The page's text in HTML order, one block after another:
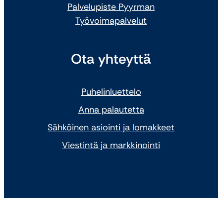
Palvelupiste Pyyrman
Työvoimapalvelut
Ota yhteyttä
Puhelinluettelo
Anna palautetta
Sähköinen asiointi ja lomakkeet
Viestintä ja markkinointi